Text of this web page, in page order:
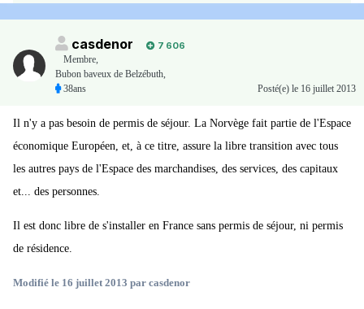
casdenor
7 606
Membre,
Bubon baveux de Belzébuth,
38ans
Posté(e) le 16 juillet 2013
Il n'y a pas besoin de permis de séjour. La Norvège fait partie de l'Espace
économique Européen, et, à ce titre, assure la libre transition avec tous
les autres pays de l'Espace des marchandises, des services, des capitaux
et... des personnes.
Il est donc libre de s'installer en France sans permis de séjour, ni permis
de résidence.
Modifié le 16 juillet 2013 par casdenor